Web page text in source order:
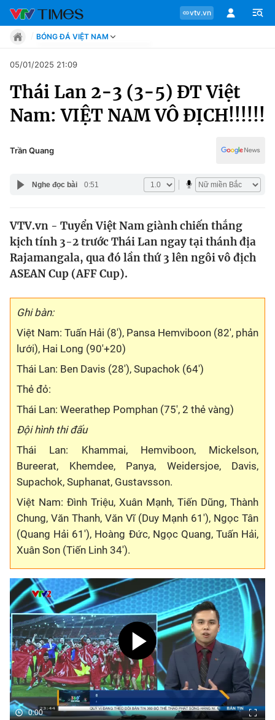
vtv.vn
Chuyên mục
Tin tức
Chân dung
Sự kiện
Bóng đá
Thể thao Điện tử
Các môn khác
VIDEO
Bên lề
BÓNG ĐÁ VIỆT NAM
Move
Phong cách
Chân dung
Sự kiện
Thể thao điện tử
Video
05/01/2025 21:09
Thái Lan 2-3 (3-5) ĐT Việt
Nam: VIỆT NAM VÔ ĐỊCH!!!!!!
Trần Quang
Nghe đọc bài 0:51
VTV.vn - Tuyển Việt Nam giành chiến thắng
kịch tính 3-2 trước Thái Lan ngay tại thánh địa
Rajamangala, qua đó lần thứ 3 lên ngôi vô địch
ASEAN Cup (AFF Cup).
Ghi bàn:
Việt Nam: Tuấn Hải (8'), Pansa Hemviboon (82', phản
lưới), Hai Long (90'+20)
Thái Lan: Ben Davis (28'), Supachok (64')
Thẻ đỏ:
Thái Lan: Weerathep Pomphan (75', 2 thẻ vàng)
Đội hình thi đấu
Thái Lan: Khammai, Hemviboon, Mickelson,
Bureerat, Khemdee, Panya, Weidersjoe, Davis,
Supachok, Suphanat, Gustavsson.
Việt Nam: Đình Triệu, Xuân Mạnh, Tiến Dũng, Thành
Chung, Văn Thanh, Văn Vĩ (Duy Mạnh 61'), Ngọc Tân
(Quang Hải 61'), Hoàng Đức, Ngọc Quang, Tuấn Hải,
Xuân Son (Tiến Linh 34').
0:00